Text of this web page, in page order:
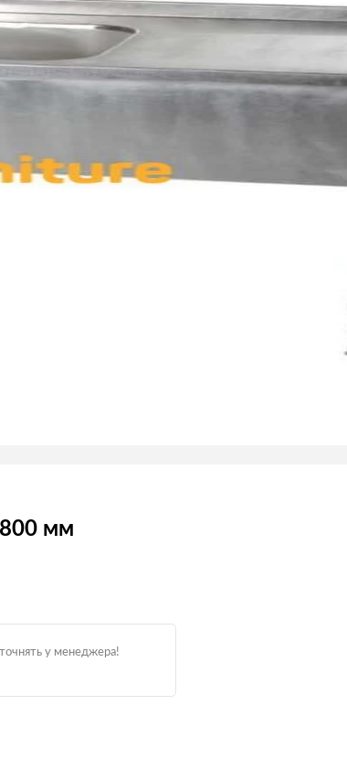
мм
у менеджера!